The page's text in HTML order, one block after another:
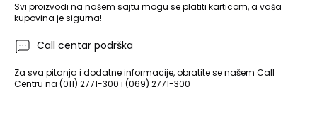
Svi proizvodi na našem sajtu mogu se platiti karticom, a vaša
kupovina je sigurna!
Call centar podrška
Za sva pitanja i dodatne informacije, obratite se našem Call
Centru na (011) 2771-300 i (069) 2771-300